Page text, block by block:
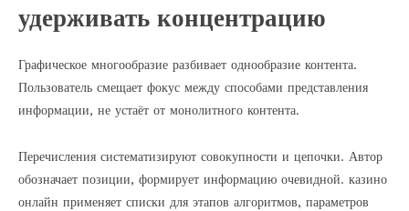
удерживать концентрацию
Графическое многообразие разбивает однообразие контента.
Пользователь смещает фокус между способами представления
информации, не устаёт от монолитного контента.
Перечисления систематизируют совокупности и цепочки. Автор
обозначает позиции, формирует информацию очевидной. казино
онлайн применяет списки для этапов алгоритмов, параметров